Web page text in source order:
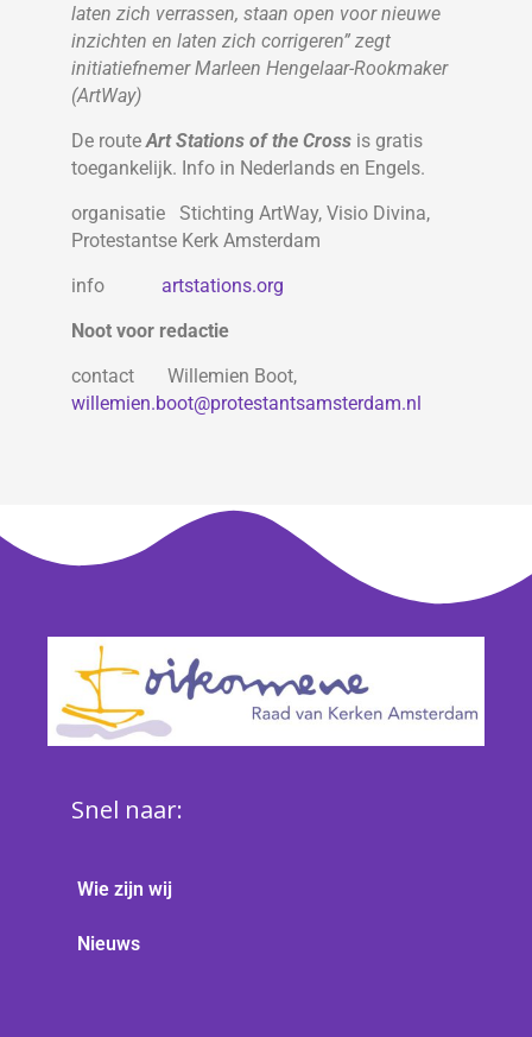
laten zich verrassen, staan open voor nieuwe
inzichten en laten zich corrigeren” zegt
initiatiefnemer Marleen Hengelaar-Rookmaker
(ArtWay)
De routeArt Stations of the Cross is gratis
toegankelijk. Info in Nederlands en Engels.
organisatie Stichting ArtWay, Visio Divina,
Protestantse Kerk Amsterdam
info artstations.org
Noot voor redactie
contact Willemien Boot,
willemien.boot@protestantsamsterdam.nl
Snel naar:
Wie zijn wij
Nieuws